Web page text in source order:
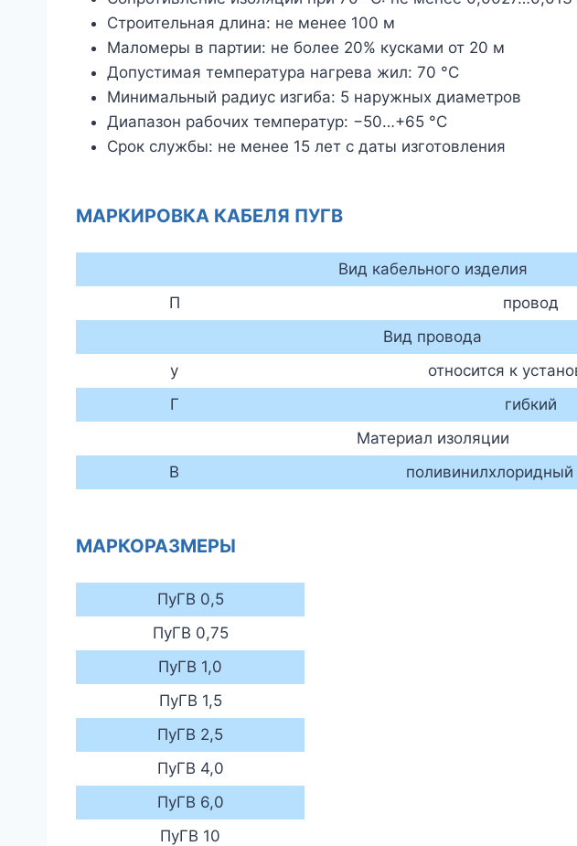
Строительная длина: не менее 100 м
Маломеры в партии: не более 20% кусками от 20 м
Допустимая температура нагрева жил: 70 °C
Минимальный радиус изгиба: 5 наружных диаметров
Диапазон рабочих температур: −50…+65 °C
Срок службы: не менее 15 лет с даты изготовления
МАРКИРОВКА КАБЕЛЯ ПУГВ
Вид кабельного изделия
П
провод
Вид провода
у
относится к
Г
гибкий
Материал изоляции
В
поливинилхлоридный
МАРКОРАЗМЕРЫ
ПуГВ 0,5
ПуГВ 0,75
ПуГВ 1,0
ПуГВ 1,5
ПуГВ 2,5
ПуГВ 4,0
ПуГВ 6,0
ПуГВ 10